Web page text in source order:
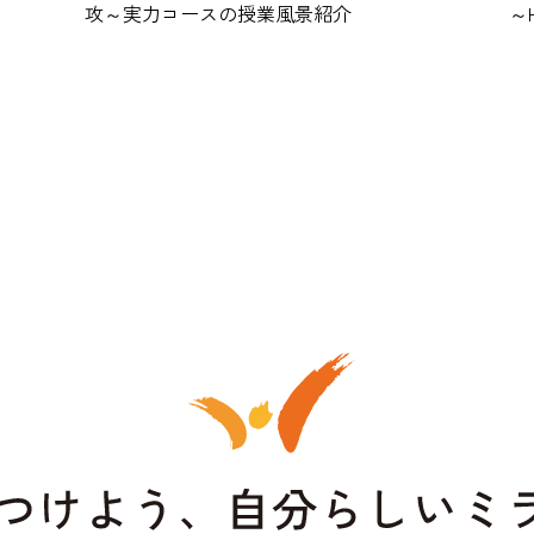
攻～実力コースの授業風景紹介